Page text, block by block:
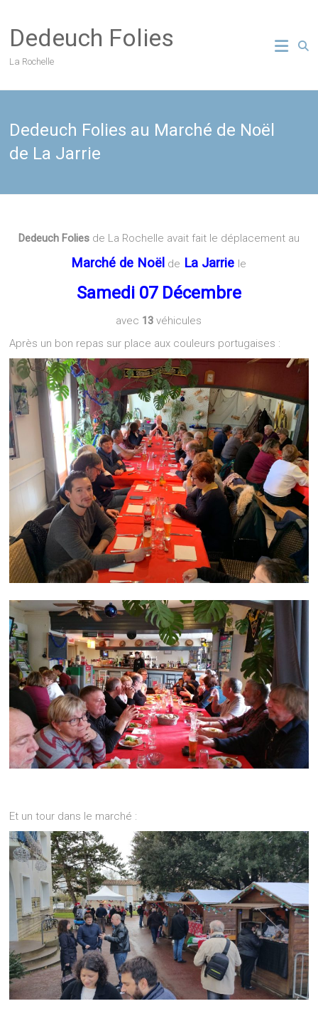
content
Dedeuch Folies
La Rochelle
Dedeuch Folies au Marché de Noël
de La Jarrie
Dedeuch Foliesde La Rochelle avait fait le déplacement au
Marché de Noël de La Jarrie le
Samedi 07 Décembre
avec 13 véhicules
Après un bon repas sur place aux couleurs portugaises :
Et un tour dans le marché :